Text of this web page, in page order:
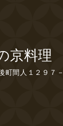
京料理
町間人１２９７